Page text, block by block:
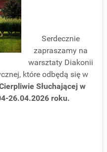
Serdecznie
zapraszamy na
warsztaty Diakonii
które odbędą się w
Słuchającej w
26.04.2026 roku.